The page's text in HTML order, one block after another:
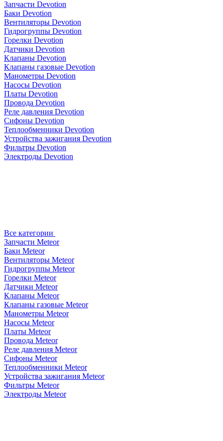
Запчасти Devotion
Баки Devotion
Вентиляторы Devotion
Гидрогруппы Devotion
Горелки Devotion
Датчики Devotion
Клапаны Devotion
Клапаны газовые Devotion
Манометры Devotion
Насосы Devotion
Платы Devotion
Провода Devotion
Реле давления Devotion
Сифоны Devotion
Теплообменники Devotion
Устройства зажигания Devotion
Фильтры Devotion
Электроды Devotion
Все категории
Запчасти Meteor
Баки Meteor
Вентиляторы Meteor
Гидрогруппы Meteor
Горелки Meteor
Датчики Meteor
Клапаны Meteor
Клапаны газовые Meteor
Манометры Meteor
Насосы Meteor
Платы Meteor
Провода Meteor
Реле давления Meteor
Сифоны Meteor
Теплообменники Meteor
Устройства зажигания Meteor
Фильтры Meteor
Электроды Meteor